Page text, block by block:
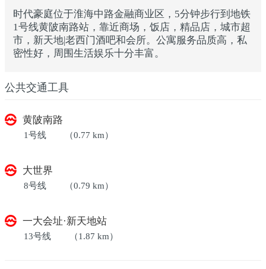
时代豪庭位于淮海中路金融商业区，5分钟步行到地铁
1号线黄陂南路站，靠近商场，饭店，精品店，城市超
市，新天地|老西门酒吧和会所。公寓服务品质高，私
密性好，周围生活娱乐十分丰富。
公共交通工具
黄陂南路
1号线 （0.77 km）
大世界
8号线 （0.79 km）
一大会址·新天地站
13号线 （1.87 km）